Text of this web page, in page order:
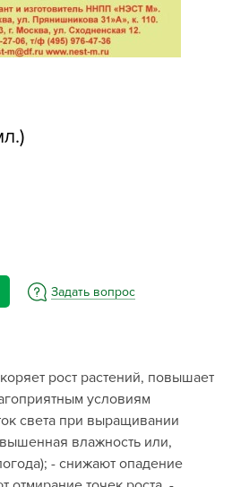
Задать вопрос
рост растений, повышает
условиям
света при выращивании
влажность или,
- снижают опадение